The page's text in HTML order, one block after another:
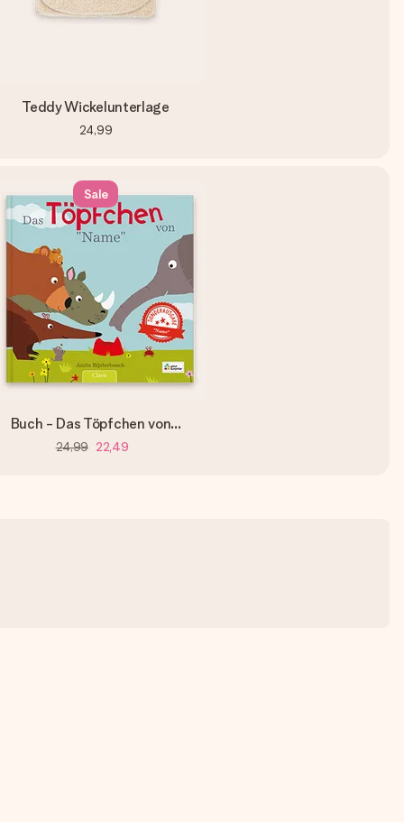
Teddy Wickelunterlage
24,99
Sale
Buch - Das Töpfchen von...
24,99 22,49